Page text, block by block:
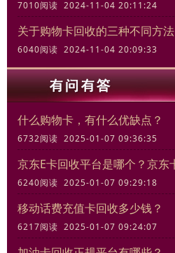
7010阅读 2024-11-04 20:11:24
关于购物卡回收的三种不同方法
6040阅读 2024-11-04 20:09:33
什么购物卡，有什么优缺点？
6732阅读 2025-01-07 09:36:35
6240阅读 2025-01-07 09:29:18
移动话费充值卡回收多少钱？
6217阅读 2025-01-07 09:24:07